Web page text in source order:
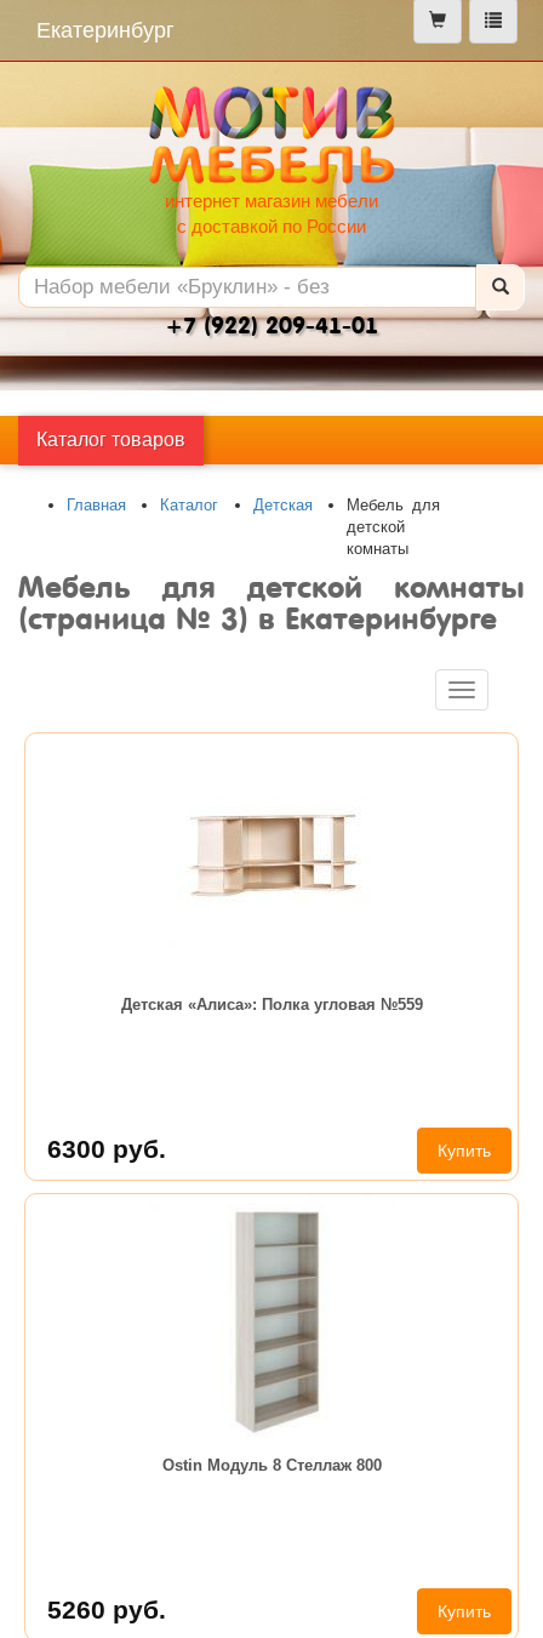
меню
Екатеринбург
интернет магазин мебели
с доставкой по России
+7 (922) 209-41-01
Каталог товаров
Главная Каталог Детская
Мебель для
детской
комнаты
Мебель для детской комнаты
(страница № 3) в Екатеринбурге
Toggle
navigation
Детская «Алиса»: Полка угловая №559
6300 руб. Купить
Ostin Модуль 8 Стеллаж 800
5260 руб. Купить